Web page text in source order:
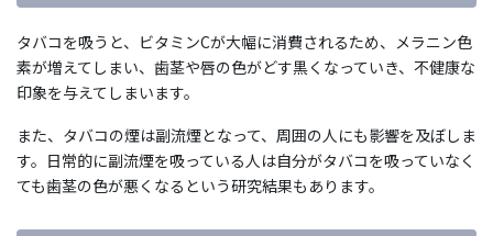
タバコを吸うと、ビタミンCが大幅に消費されるため、メラニン色
素が増えてしまい、歯茎や唇の色がどす黒くなっていき、不健康な
印象を与えてしまいます。
また、タバコの煙は副流煙となって、周囲の人にも影響を及ぼしま
す。日常的に副流煙を吸っている人は自分がタバコを吸っていなく
ても歯茎の色が悪くなるという研究結果もあります。